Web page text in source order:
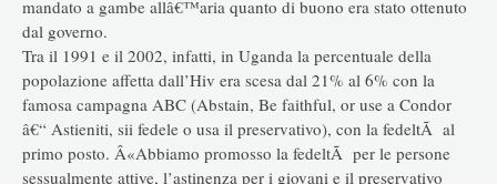
mandato a gambe allâ€™aria quanto di buono era stato ottenuto
dal governo.
Tra il 1991 e il 2002, infatti, in Uganda la percentuale della
popolazione affetta dall’Hiv era scesa dal 21% al 6% con la
famosa campagna ABC (Abstain, Be faithful, or use a Condor
â€“ Astieniti, sii fedele o usa il preservativo), con la fedeltÃ al
primo posto. Â«Abbiamo promosso la fedeltÃ per le persone
sessualmente attive, l’astinenza per i giovani e il preservativo